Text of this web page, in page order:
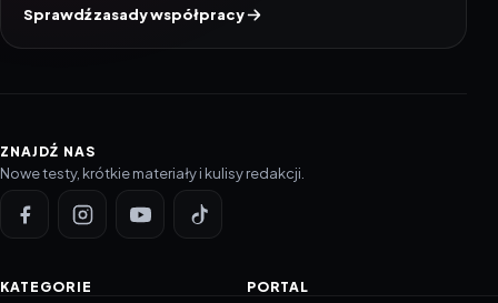
Sprawdź zasady współpracy
ZNAJDŹ NAS
Nowe testy, krótkie materiały i kulisy redakcji.
KATEGORIE PORTAL